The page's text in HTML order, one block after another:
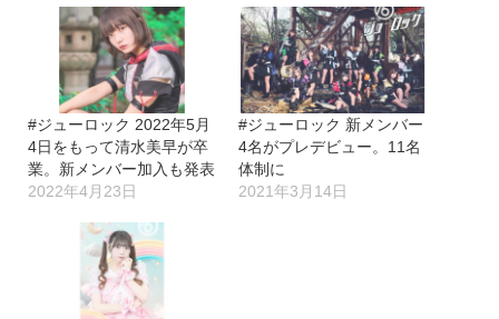
み
中…
#ジューロック 2022年5月
4日をもって清水美早が卒
業。新メンバー加入も発表
2022年4月23日
#ジューロック 新メンバー
4名がプレデビュー。11名
体制に
2021年3月14日